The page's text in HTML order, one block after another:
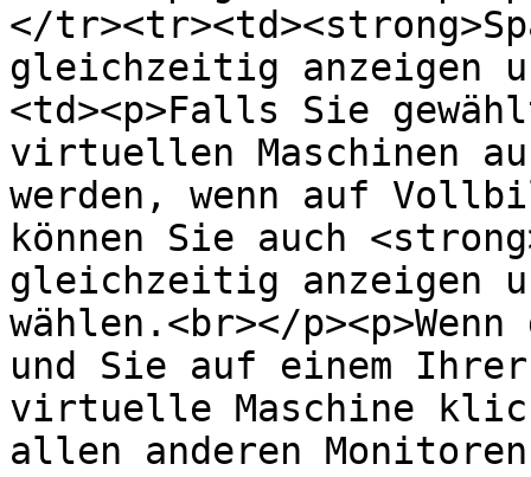
</
gleichzeitig anzeigen
<td><p>Falls Sie
virtuellen Maschinen
werden, wenn auf
können Sie auch
gleichzeitig anzeigen
wählen.<br></
und Sie auf einem
virtuelle Maschine
allen anderen